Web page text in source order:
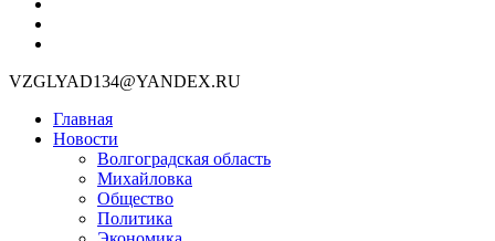
VZGLYAD134@YANDEX.RU
Главная
Новости
Волгоградская область
Михайловка
Общество
Политика